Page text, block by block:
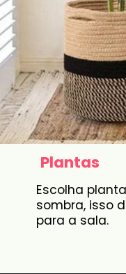
Plantas
Escolha
sombra, isso
para a sala.